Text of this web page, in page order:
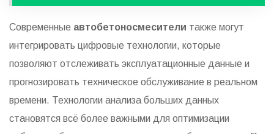
Современные автобетоносмесители также могут
интегрировать цифровые технологии, которые
позволяют отслеживать эксплуатационные данные и
прогнозировать техническое обслуживание в реальном
времени. Технологии анализа больших данных
становятся всё более важными для оптимизации